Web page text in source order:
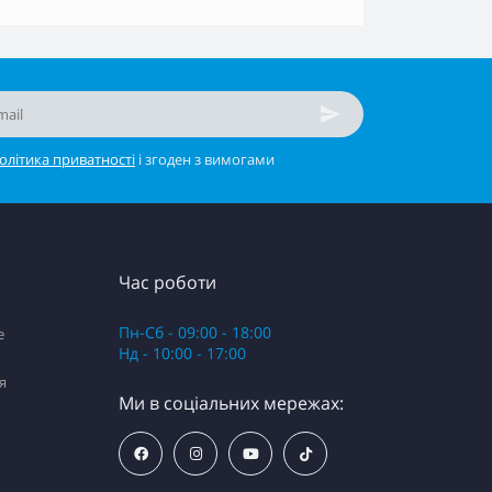
приватності і згоден з вимогами
Час роботи
Пн-Сб - 09:00 - 18:00
Нд - 10:00 - 17:00
Ми в соціальних мережах: